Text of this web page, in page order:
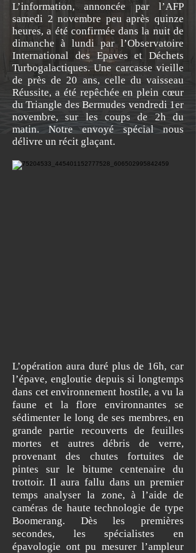
L’information, annoncée par l’AFP
samedi 2 novembre peu après quinze
heures, a été confirmée dans la nuit de
dimanche à lundi par l’Observatoire
International des Epaves et Déchets
Turbogalactiques. Une carcasse vieille
de près de 20 ans, celle du vaisseau
Réussite, a été repêchée en plein cœur
du Triangle des Bermudes vendredi 1er
novembre, sur les coups de 2h du
matin. Notre envoyé spécial nous
délivre un récit glaçant.
L’opération aura duré plus de 16h, car
l’épave, engloutie depuis si longtemps
dans cet environnement hostile, a vu la
faune et la flore environnantes se
sédimenter le long de ses membres, en
grande partie recouverts de feuilles
mortes et autres débris de verre,
provenant des chutes fortuites de
pintes sur le bitume centenaire du
trottoir. Il aura fallu dans un premier
temps analyser la zone, à l’aide de
caméras de haute technologie de type
Boomerang. Dès les premières
secondes, les spécialistes en
épavologie ont pu mesurer l’ampleur